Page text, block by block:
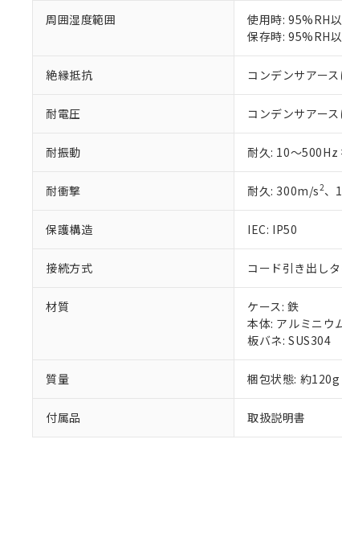
周囲湿度範囲
使用時: 95%RH
保存時: 95%RH
絶縁抵抗 コンデンサアー
耐電圧 コンデンサアー
耐振動 耐久: 10～
耐衝撃 耐久: 300m/s2、
保護構造 IEC: IP50
接続方式 コード引き出し
材質
ケース: 鉄
本体: アルミニウ
板バネ: SUS304
質量 梱包状態: 約120g
付属品 取扱説明書
お客様が
が、当社
さい。
※当社の
いる法人
※3 非含有証
下記の非含有
EU RoHS指令
51物質の非含
また、RoHS
混在すること
り割愛してお
味します。
「－」：未確
空
白
受注